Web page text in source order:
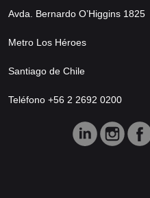
Avda. Bernardo O’Higgins 1825
Metro Los Héroes
Santiago de Chile
Teléfono +56 2 2692 0200